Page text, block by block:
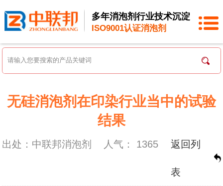
多年消泡剂行业技术沉淀
ISO9001认证消泡剂
无硅消泡剂在印染行业当中的试验
结果
出处：中联邦消泡剂 人气： 1365 返回列
表